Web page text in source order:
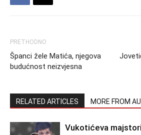
PRETHODNO
Španci žele Matića, njegova
budućnost neizvjesna
RELATED ARTICLES MORE FROM
Vukotićeva